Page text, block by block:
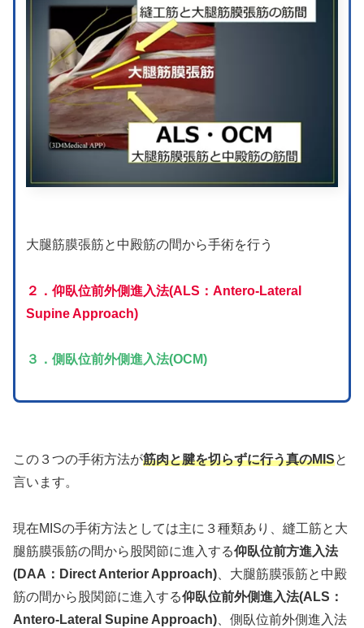
大腿筋膜張筋と中殿筋の間から手術を行う
２． 仰臥位前外側進入法(ALS：Antero-Lateral
Supine Approach)
３．側臥位前外側進入法(OCM)
この３つの手術方法が筋肉と腱を切らずに行う真のMISと
言います。
現在MISの手術方法としては主に３種類あり、縫工筋と大
腿筋膜張筋の間から股関節に進入する仰臥位前方進入法
(DAA：Direct Anterior Approach) 、大腿筋膜張筋と中殿
筋の間から股関節に進入する仰臥位前外側進入法(ALS：
Antero-Lateral Supine Approach) 、側臥位前外側進入法